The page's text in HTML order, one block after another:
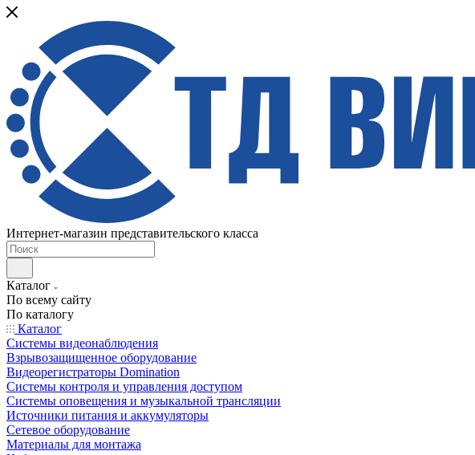
Интернет-магазин представительского класса
Каталог
По всему сайту
По каталогу
Каталог
Системы видеонаблюдения
Взрывозащищенное оборудование
Видеорегистраторы Domination
Системы контроля и управления доступом
Системы оповещения и музыкальной трансляции
Источники питания и аккумуляторы
Сетевое оборудование
Материалы для монтажа